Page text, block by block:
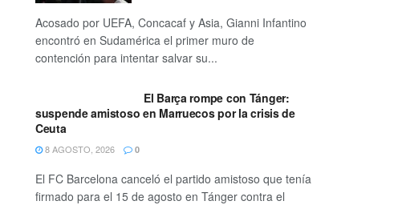
Acosado por UEFA, Concacaf y Asia, Gianni Infantino
encontró en Sudamérica el primer muro de
contención para intentar salvar su...
El Barça rompe con Tánger:
suspende amistoso en Marruecos por la crisis de
Ceuta
8 AGOSTO, 2026 0
El FC Barcelona canceló el partido amistoso que tenía
firmado para el 15 de agosto en Tánger contra el